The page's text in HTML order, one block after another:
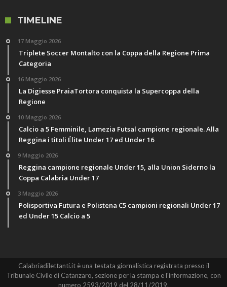
TIMELINE
17 Maggio 2026
Triplete Soccer Montalto con la Coppa della Regione Prima
Categoria
16 Maggio 2026
La Digiesse PraiaTortora conquista la Supercoppa della
Regione
10 Maggio 2026
Calcio a 5 Femminile, Lamezia Futsal campione regionale. Alla
Reggina i titoli Élite Under 17 ed Under 16
9 Maggio 2026
Reggina campione regionale Under 15, alla Union Siderno la
Coppa Calabria Under 17
3 Maggio 2026
Polisportiva Futura e Polistena C5 campioni regionali Under 17
ed Under 15 Calcio a 5
Calabriadilettanti.it è una testata giornalistica registrata presso il
Tribunale Civile di Catanzaro, sezione per la stampa e l'informazione, con
numero 2593/2019 del 28/11/2019.